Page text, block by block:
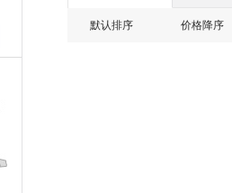
默认排序 价格降序